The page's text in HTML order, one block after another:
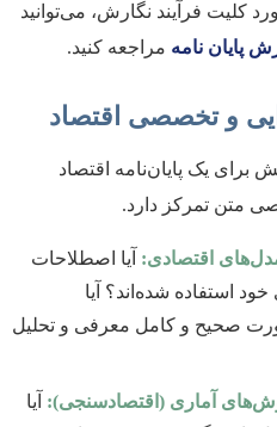
کلیت فرآیند نگارش، می‌توانید
پایان نامه مراجعه کنید.
و تخصصی اقتصاد
برای یک پایان‌نامه اقتصاد
متن تمرکز دارد.
اقتصادی: آیا اصطلاحات
استفاده شده‌اند؟ آیا
صحیح و کامل معرفی و تحلیل
آماری (اقتصادسنجی): آیا